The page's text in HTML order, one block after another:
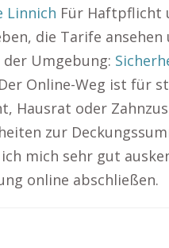
Linnich Für Haftpflicht
die Tarife
Umgebung:
Online-Weg ist für
Hausrat oder
zur
mich sehr gut
online abschließen.